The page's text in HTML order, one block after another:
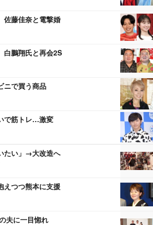
佐藤佳奈と電撃婚
白鵬翔氏と再会2S
ニで買う商品
で筋トレ…激変
たい」→大改造へ
えつつ熊本に支援
夫に一目惚れ